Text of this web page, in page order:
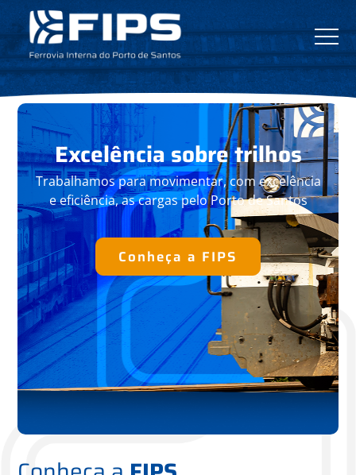
Excelênciasobre trilhos
Trabalhamos para movimentar, comexcelência
e eficiência, as cargas peloPorto de Santos
Conheça a FIPS